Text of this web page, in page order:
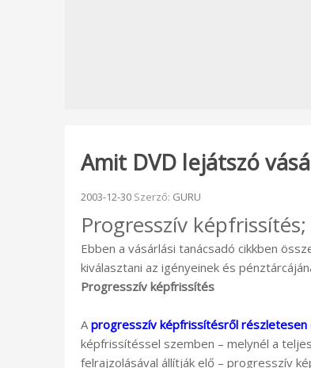
Amit DVD lejátszó
Beküldve:
2003-12-30 Szerző: GURU
Progresszív
Ebben a vásárlási tanácsadó cikkben
kiválasztani az igényeinek és
Progresszív képfrissítés
A progresszív képfrissítésről részletesen
képfrissítéssel szemben – melynél a
felrajzolásával állítják elő – progresszív